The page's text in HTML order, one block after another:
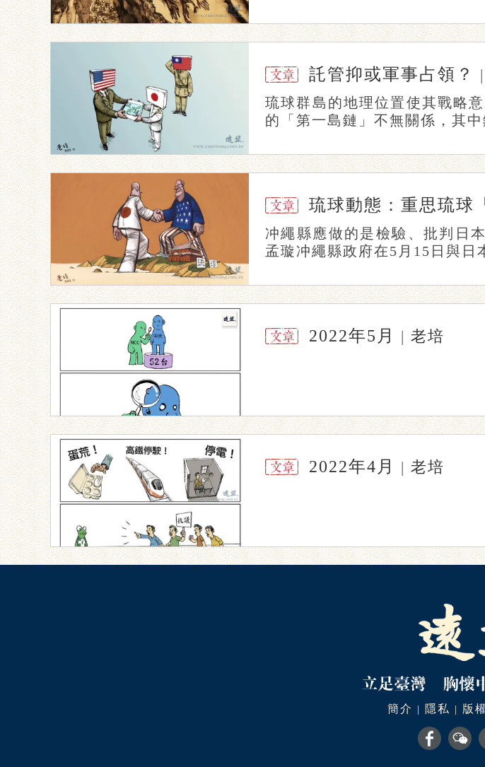
託管抑或軍事占領？ |
琉球群島的地理位置使其戰略
的「第一島鏈」不無關係，其
冲繩縣應做的是檢驗、批判日
孟璇冲繩縣政府在5月15日與
2022年5月 | 老培
2022年4月 | 老培
簡介 | 隱私 | 版